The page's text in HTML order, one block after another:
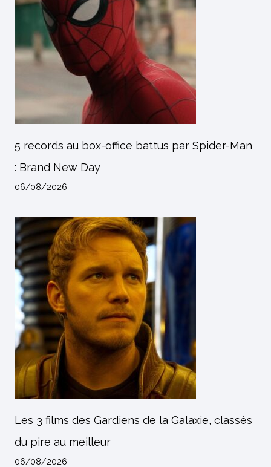
5 records au box-office battus par Spider-Man
: Brand New Day
06/08/2026
Les 3 films des Gardiens de la Galaxie, classés
du pire au meilleur
06/08/2026